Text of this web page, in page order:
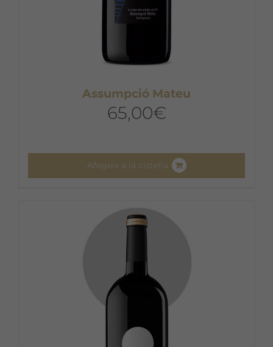
Assumpció Mateu
65,00€
Afegeix a la cistella